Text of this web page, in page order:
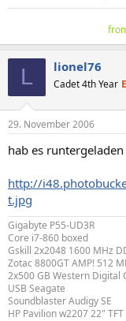
L lionel76
Cadet 4th Year
29. November 2006
hab es runtergeladen
http://
t.jpg
Gigabyte P55-UD3R
Core i7-860 boxed
Gskill 2x2048 1600 MHz
Zotac 8800GT AMP! 512
2x500 GB Western Digital
USB Seagate
Soundblaster Audigy SE
HP Pavilion w2207 22" TFT